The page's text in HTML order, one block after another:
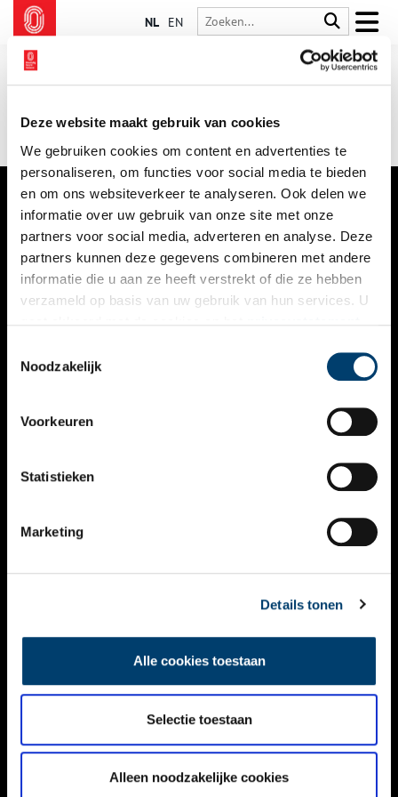
Deze website maakt gebruik van cookies
We gebruiken cookies om content en advertenties te
personaliseren, om functies voor social media te bieden
en om ons websiteverkeer te analyseren. Ook delen we
informatie over uw gebruik van onze site met onze
partners voor social media, adverteren en analyse. Deze
partners kunnen deze gegevens combineren met andere
informatie die u aan ze heeft verstrekt of die ze hebben
verzameld op basis van uw gebruik van hun services. U
Noodzakelijk
Voorkeuren
Statistieken
Marketing
Details tonen
Alle cookies toestaan
Selectie toestaan
Alleen noodzakelijke cookies
NL EN
VERHALEN
NIEUWS
KALENDER
ACTIVITEITEN
NIEUWSBRIEF
DISCLAIMER
TOEGANKELIJKHEID
Volg ONH op social media